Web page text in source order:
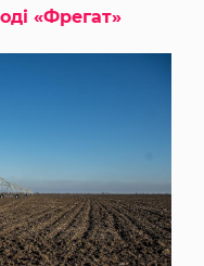
«Фрегат»